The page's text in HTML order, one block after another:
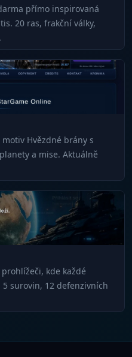
přímo inspirovaná
20 ras, frakční války,
Hvězdné brány s
a mise. Aktuálně
kde každé
surovin, 12 defenzivních